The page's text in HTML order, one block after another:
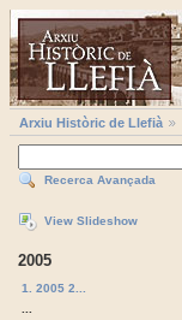
Arxiu Històric de Llefià
Recerca Avançada
View Slideshow
2005
1. 2005 2...